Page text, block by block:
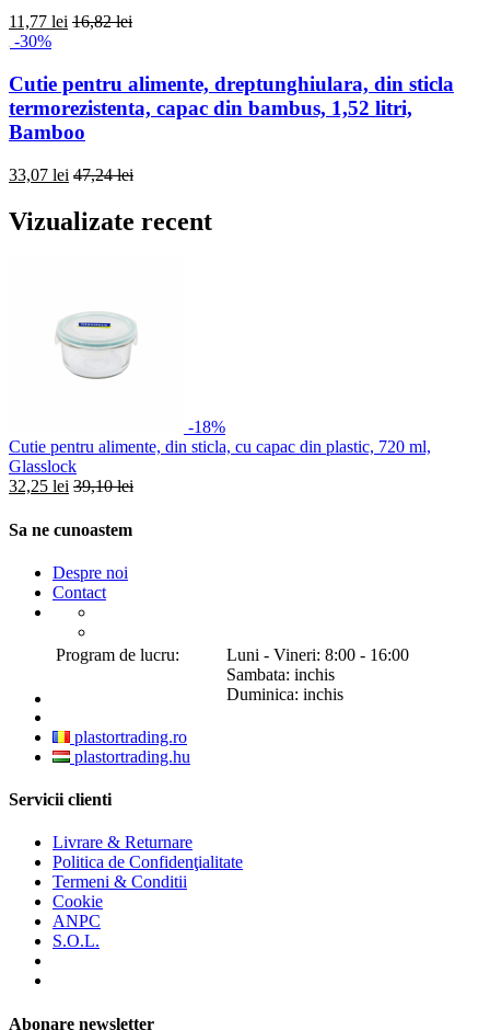
11,77 lei 16,82 lei
-30%
Cutie pentru alimente, dreptunghiulara, din sticla
termorezistenta, capac din bambus, 1,52 litri,
Bamboo
33,07 lei 47,24 lei
Vizualizate recent
-18%
Cutie pentru alimente, din sticla, cu capac din plastic, 720 ml,
Glasslock
32,25 lei 39,10 lei
Sa ne cunoastem
Despre noi
Contact
Program de lucru:
Luni - Vineri: 8:00 - 16:00
Sambata: inchis
Duminica: inchis
plastortrading.ro
plastortrading.hu
Servicii clienti
Livrare & Returnare
Politica de Confidenţialitate
Termeni & Conditii
Cookie
ANPC
S.O.L.
Abonare newsletter